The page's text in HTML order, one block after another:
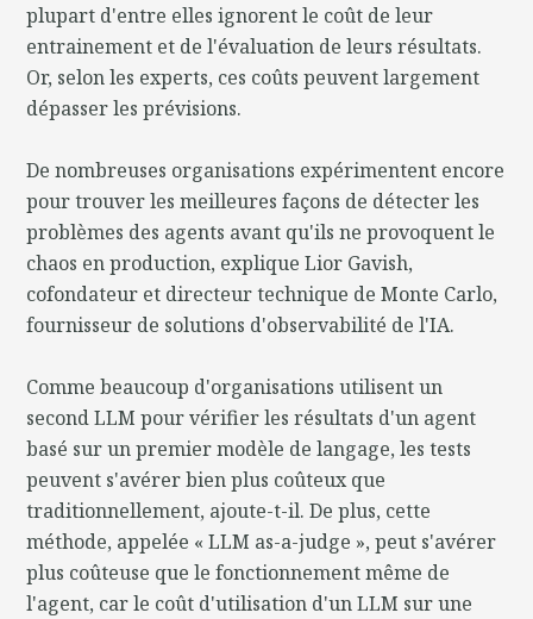
plupart d'entre elles ignorent le coût de leur
entrainement et de l'évaluation de leurs résultats.
Or, selon les experts, ces coûts peuvent largement
dépasser les prévisions.
De nombreuses organisations expérimentent encore
pour trouver les meilleures façons de détecter les
problèmes des agents avant qu'ils ne provoquent le
chaos en production, explique Lior Gavish,
cofondateur et directeur technique de Monte Carlo,
fournisseur de solutions d'observabilité de l'IA.
Comme beaucoup d'organisations utilisent un
second LLM pour vérifier les résultats d'un agent
basé sur un premier modèle de langage, les tests
peuvent s'avérer bien plus coûteux que
traditionnellement, ajoute-t-il. De plus, cette
méthode, appelée « LLM as-a-judge », peut s'avérer
plus coûteuse que le fonctionnement même de
l'agent, car le coût d'utilisation d'un LLM sur une